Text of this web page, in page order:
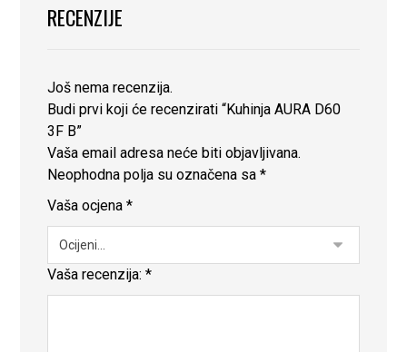
RECENZIJE
Još nema recenzija.
Budi prvi koji će recenzirati “Kuhinja AURA D60
3F B”
Vaša email adresa neće biti objavljivana.
Neophodna polja su označena sa*
Vaša ocjena*
Vaša recenzija:*